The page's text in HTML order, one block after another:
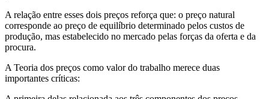
A relação entre esses dois preços reforça que: o preço natural
corresponde ao preço de equilíbrio determinado pelos custos de
produção, mas estabelecido no mercado pelas forças da oferta e da
procura.
A Teoria dos preços como valor do trabalho merece duas
importantes críticas: